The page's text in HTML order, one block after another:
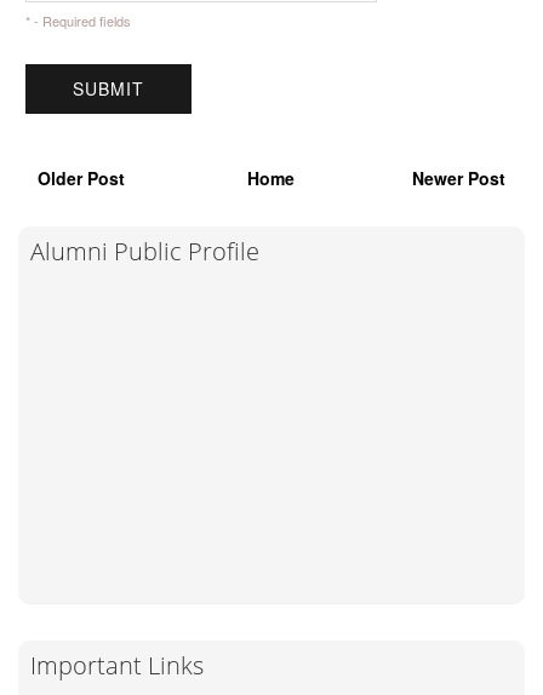
* - Required fields
Older Post Home Newer Post
Alumni Public Profile
Important Links